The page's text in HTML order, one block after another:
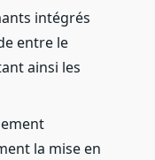
intégrés
entre le
ainsi les
la mise en